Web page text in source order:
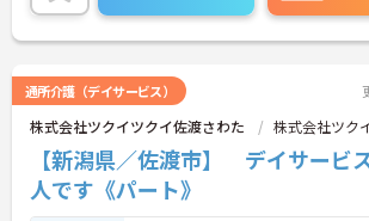
通所介護（デイサービス）
株式会社ツクイツクイ佐渡さわた 株式会社ツク
【新潟県／佐渡市】 デイサービ
人です《パート》